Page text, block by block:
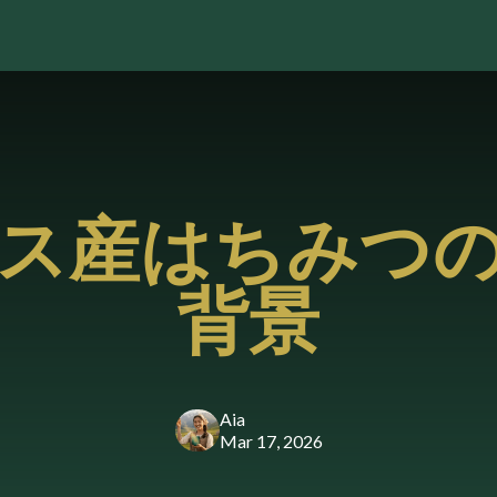
産はちみつ
背景
Aia
Mar 17, 2026